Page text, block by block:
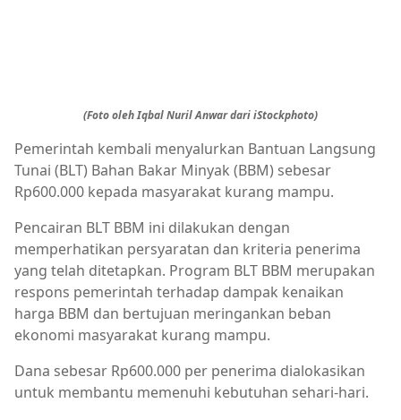
(Foto oleh Iqbal Nuril Anwar dari iStockphoto)
Pemerintah kembali menyalurkan Bantuan Langsung
Tunai (BLT) Bahan Bakar Minyak (BBM) sebesar
Rp600.000 kepada masyarakat kurang mampu.
Pencairan BLT BBM ini dilakukan dengan
memperhatikan persyaratan dan kriteria penerima
yang telah ditetapkan. Program BLT BBM merupakan
respons pemerintah terhadap dampak kenaikan
harga BBM dan bertujuan meringankan beban
ekonomi masyarakat kurang mampu.
Dana sebesar Rp600.000 per penerima dialokasikan
untuk membantu memenuhi kebutuhan sehari-hari.